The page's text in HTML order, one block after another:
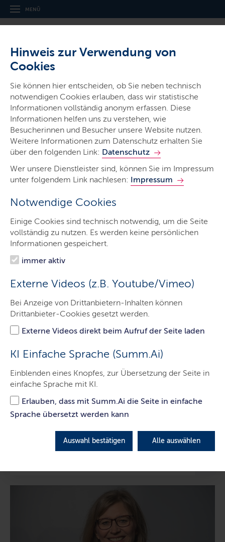
Hinweis zur Verwendung von
Cookies
Sie können hier entscheiden, ob Sie neben technisch
notwendigen Cookies erlauben, dass wir statistische
Informationen vollständig anonym erfassen. Diese
Informationen helfen uns zu verstehen, wie
Besucherinnen und Besucher unsere Website nutzen.
Weitere Informationen zum Datenschutz erhalten Sie
über den folgenden Link: Datenschutz
Wer unsere Dienstleister sind, können Sie im Impressum
unter folgendem Link nachlesen: Impressum
Notwendige Cookies
Einige Cookies sind technisch notwendig, um die Seite
vollständig zu nutzen. Es werden keine persönlichen
Informationen gespeichert.
immer aktiv
Externe Videos (z.B. Youtube/Vimeo)
Bei Anzeige von Drittanbietern-Inhalten können
Drittanbieter-Cookies gesetzt werden.
Externe Videos direkt beim Aufruf der Seite laden
KI Einfache Sprache (Summ.Ai)
Einblenden eines Knopfes, zur Übersetzung der Seite in
einfache Sprache mit KI.
Erlauben, dass mit Summ.Ai die Seite in einfache
Sprache übersetzt werden kann
Auswahl bestätigen Alle auswählen
MENÜ
Institut für
Qualitätsentwicklung an
Schulen Schleswig-Holstein
Ministerien & Behörden
Start
IQSH
Arbeitsfelder
Themen
Termine
Publikationen
Das Institut
Aufgaben, Angebote, Leitziele und Zielgruppen des
LETZTE AKTUALISIERUNG: 12.12.2025